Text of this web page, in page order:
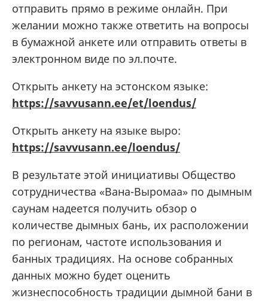
отправить прямо в режиме онлайн. При
желании можно также ответить на вопросы
в бумажной анкете или отправить ответы в
электронном виде по эл.почте.
Открыть анкету на эстонском языке:
https://savvusann.ee/et/loendus/
Открыть анкету на языке выро:
https://savvusann.ee/loendus/
В результате этой инициативы Общество
сотрудничества «Вана-Выромаа» по дымным
саунам надеется получить обзор о
количестве дымных бань, их расположении
по регионам, частоте использования и
банных традициях. На основе собранных
данных можно будет оценить
жизнеспособность традиции дымной бани в